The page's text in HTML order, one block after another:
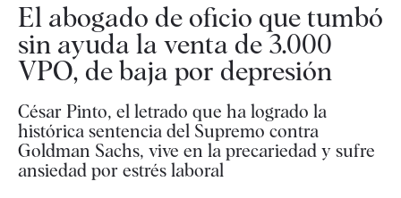
El abogado de oficio que tumbó
sin ayuda la venta de 3.000
VPO, de baja por depresión
César Pinto, el letrado que ha logrado la
histórica sentencia del Supremo contra
Goldman Sachs, vive en la precariedad y sufre
ansiedad por estrés laboral